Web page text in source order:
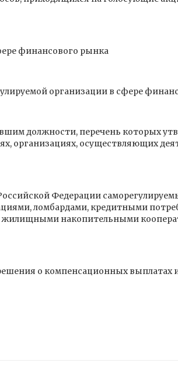
финансового рынка
организации в сфере
должности, перечень которых
организациях, осуществляющих
Федерации
ломбардами, кредитными
жилищными накопительными
о компенсационных выплатах